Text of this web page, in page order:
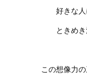
好きな人
ときめ
この想像力